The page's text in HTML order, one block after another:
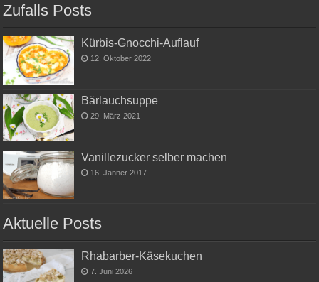
Zufalls Posts
Kürbis-Gnocchi-Auflauf
12. Oktober 2022
Bärlauchsuppe
29. März 2021
Vanillezucker selber machen
16. Jänner 2017
Aktuelle Posts
Rhabarber-Käsekuchen
7. Juni 2026